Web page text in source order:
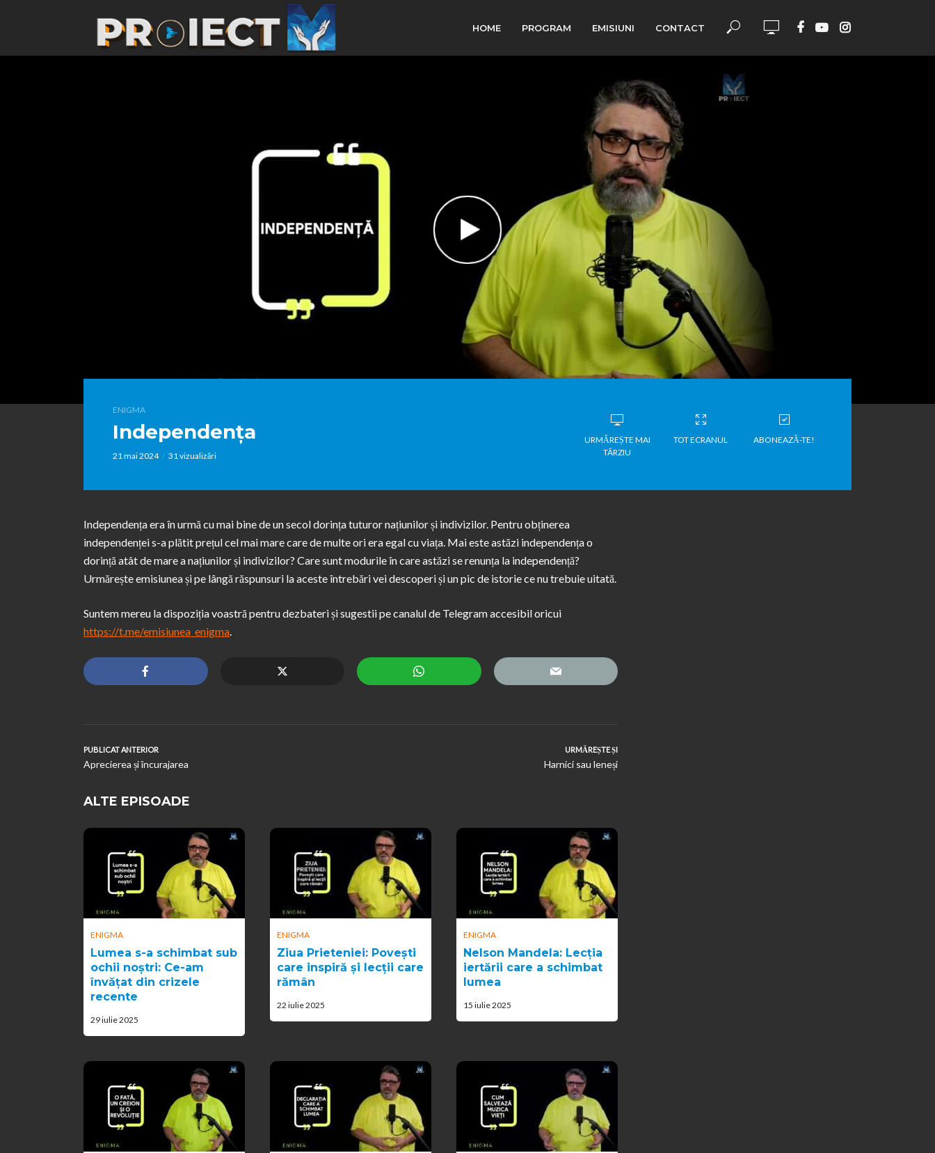
HOME PROGRAM EMISIUNI CONTACT
ENIGMA
Independența
21 mai 2024 31 vizualizări
URMĂREȘTE MAI
TÂRZIU
TOT ECRANUL ABONEAZĂ-TE!
Independența era în urmă cu mai bine de un secol dorința tuturor națiunilor și indivizilor. Pentru obținerea
independenței s-a plătit prețul cel mai mare care de multe ori era egal cu viața. Mai este astăzi independența o
dorință atât de mare a națiunilor și indivizilor? Care sunt modurile în care astăzi se renunța la independență?
Urmărește emisiunea și pe lângă răspunsuri la aceste întrebări vei descoperi și un pic de istorie ce nu trebuie uitată.
Suntem mereu la dispoziția voastră pentru dezbateri și sugestii pe canalul de Telegram accesibil oricui
https://t.me/emisiunea_enigma.
PUBLICAT ANTERIOR
Aprecierea și încurajarea
URMĂREȘTE ȘI
Harnici sau leneși
ALTE EPISOADE
ENIGMA
Lumea s-a schimbat sub
ochii noștri: Ce-am
învățat din crizele
recente
29 iulie 2025
ENIGMA
Ziua Prieteniei: Povești
care inspiră și lecții care
rămân
22 iulie 2025
ENIGMA
Nelson Mandela: Lecția
iertării care a schimbat
lumea
15 iulie 2025